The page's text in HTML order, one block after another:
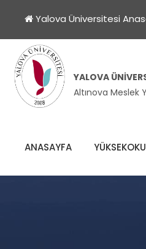
Yalova Üniversitesi
YALOVA
Altınova Meslek
ANASAYFA